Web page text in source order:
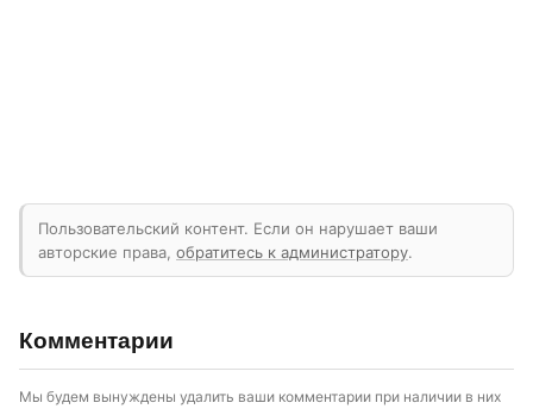
Пользовательский контент. Если он нарушает ваши
авторские права, обратитесь к администратору.
Комментарии
Мы будем вынуждены удалить ваши комментарии при наличии в них